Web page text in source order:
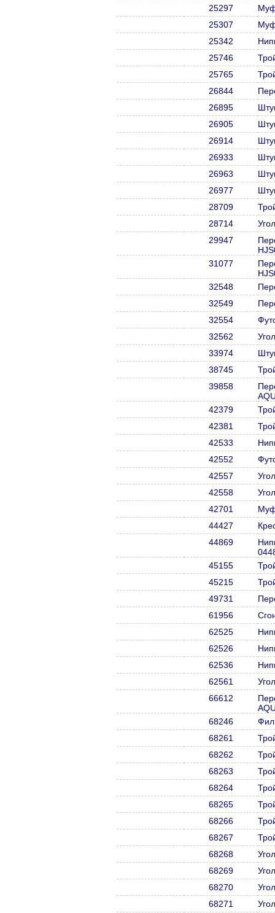
25297
25307
25342
25746
25765
26844
26895
26905
26914
26933
26963
26977
28709
28714
29947
31077
32548
32549
32554
32562
33974
38745
39858
42379
42381
42533
42552
42557
42558
42701
44427
44869
45155
45215
49731
61956
62525
62526
62536
62561
66612
68246
68261
68262
68263
68264
68265
68266
68267
68268
68269
68270
68271